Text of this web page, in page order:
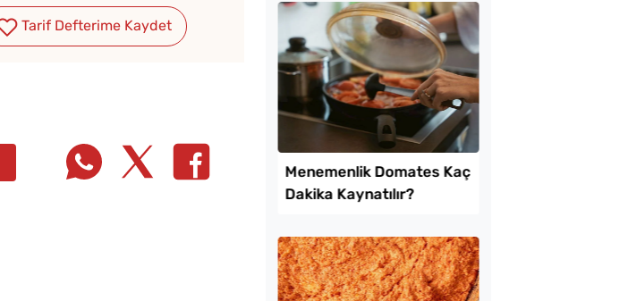
Tarif Defterime Kaydet
Patlıcan Kızartması Tarifi Lezzetinde Borcam
Tarifi